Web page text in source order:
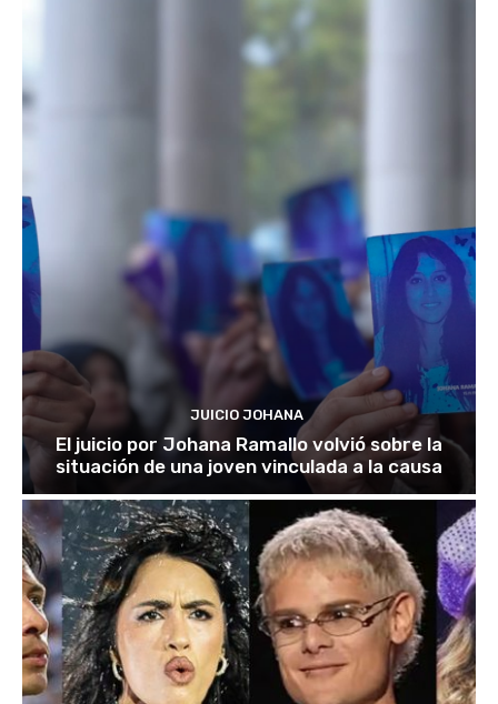
JUICIO JOHANA
El juicio por Johana Ramallo volvió sobre la
situación de una joven vinculada a la causa